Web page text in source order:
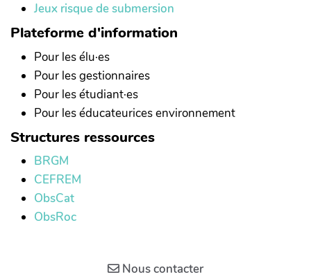
Jeux risque de submersion
Plateforme d'information
Pour les élu·es
Pour les gestionnaires
Pour les étudiant·es
Pour les éducateurices environnement
Structures ressources
BRGM
CEFREM
ObsCat
ObsRoc
Nous contacter